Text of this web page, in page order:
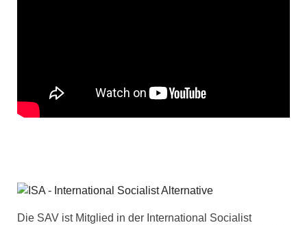
Die SAV ist Mitglied in der International Socialist